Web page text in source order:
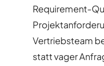
Requirement-
Vertriebsteam
statt vager